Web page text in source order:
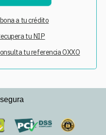
a tu crédito
tu NIP
tu referencia OXXO